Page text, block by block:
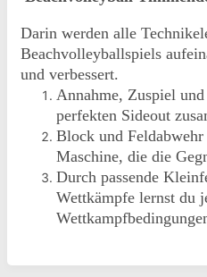
Darin werden alle
Beachvolleyballspiels
und verbessert.
Annahme, Zuspiel
perfekten Sideout
Block und
Maschine, die die
Durch passende
Wettkämpfe lernst du